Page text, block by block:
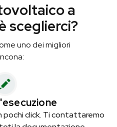
a
sceglierci?
uno dei migliori
pochi click. Ti contattaremo